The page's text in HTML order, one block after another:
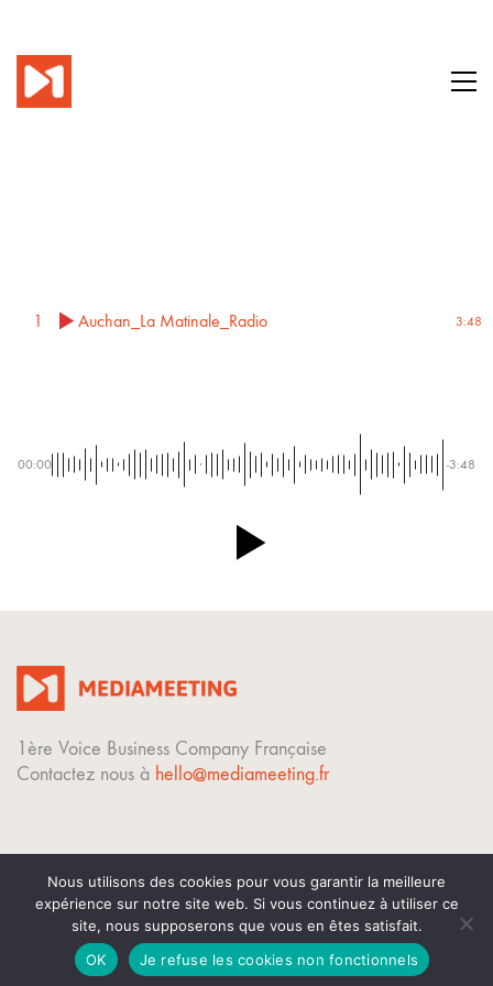
1 Auchan_La Matinale_Radio 3:48
00:00 -3:48
1ère Voice Business Company Française
Contactez nous à hello@mediameeting.fr
© Copyright 2023. Tous droits réservés.
Mentions légales
Nous utilisons des cookies pour vous garantir la meilleure
expérience sur notre site web. Si vous continuez à utiliser ce
site, nous supposerons que vous en êtes satisfait.
OK
Je refuse les cookies non fonctionnels